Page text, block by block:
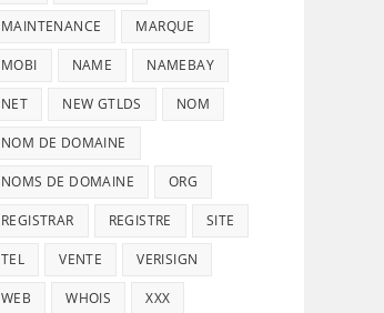
MAINTENANCE MARQUE
MOBI NAME NAMEBAY
NET NEW GTLDS NOM
NOM DE DOMAINE
NOMS DE DOMAINE ORG
REGISTRAR REGISTRE SITE
TEL VENTE VERISIGN
WEB WHOIS XXX